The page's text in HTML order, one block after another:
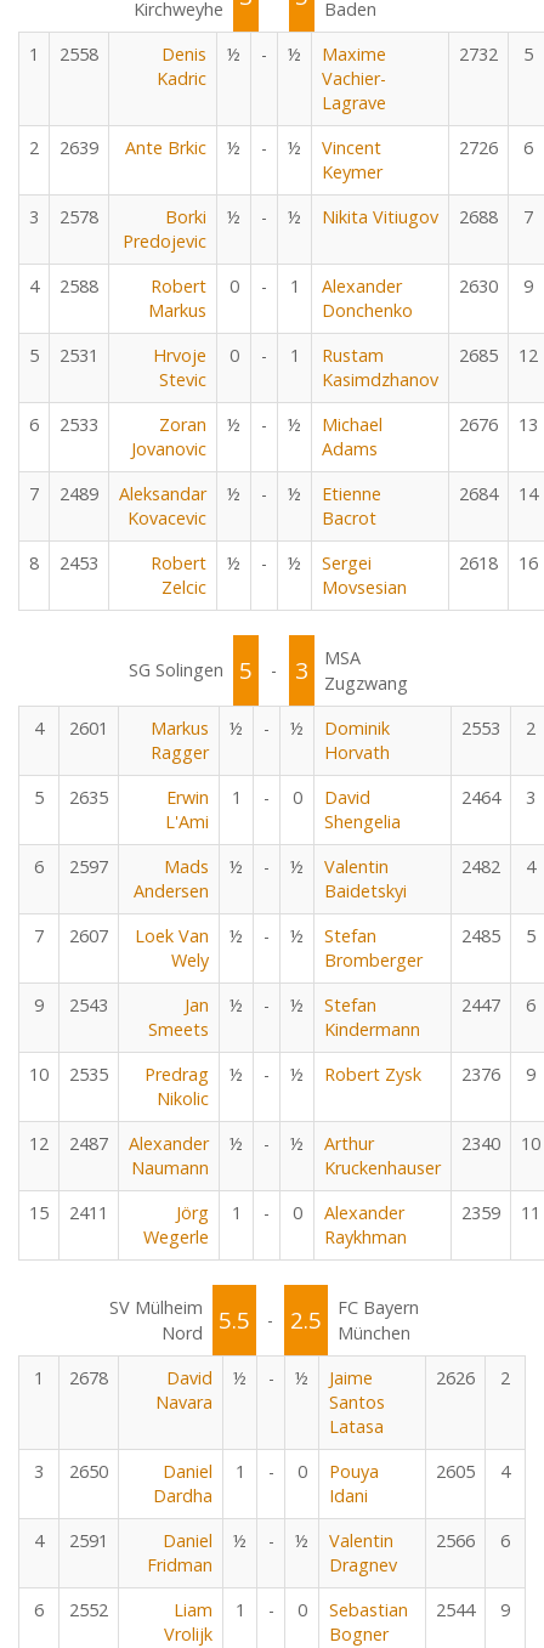
Kirchweyhe
Baden
1
2558
Denis
Kadric
½ - ½
Maxime
Vachier-
Lagrave
2732 5
2 2639 Ante Brkic ½ - ½
Vincent
Keymer
2726 6
3 2578
Borki
Predojevic
½ - ½ Nikita Vitiugov 2688 7
4 2588
Robert
Markus
0 - 1
Alexander
Donchenko
2630 9
5 2531
Hrvoje
Stevic
0 - 1
Rustam
Kasimdzhanov
2685 12
6 2533
Zoran
Jovanovic
½ - ½
Michael
Adams
2676 13
7 2489
Aleksandar
Kovacevic
½ - ½
Etienne
Bacrot
2684 14
8 2453
Robert
Zelcic
½ - ½
Sergei
Movsesian
2618 16
SG Solingen 5 - 3
MSA
Zugzwang
4
2601
Markus
Ragger
½ - ½
Dominik
Horvath
2553 2
5 2635
Erwin
L'Ami
1 - 0
David
Shengelia
2464 3
6 2597
Mads
Andersen
½ - ½
Valentin
Baidetskyi
2482 4
7 2607
Loek Van
Wely
½ - ½
Stefan
Bromberger
2485 5
9 2543
Jan
Smeets
½ - ½
Stefan
Kindermann
2447 6
10 2535
Predrag
Nikolic
½ - ½ Robert Zysk 2376 9
12 2487
Alexander
Naumann
½ - ½
Arthur
Kruckenhauser
2340 10
15 2411
Jörg
Wegerle
1 - 0
Alexander
Raykhman
2359 11
SV Mülheim
Nord
5.5 - 2.5
FC Bayern
München
1
2678
David
Navara
½ - ½
Jaime
Santos
Latasa
2626 2
3 2650
Daniel
Dardha
1 - 0
Pouya
Idani
2605 4
4 2591
Daniel
Fridman
½ - ½
Valentin
Dragnev
2566 6
6 2552
Liam
Vrolijk
1 - 0
Sebastian
Bogner
2544 9